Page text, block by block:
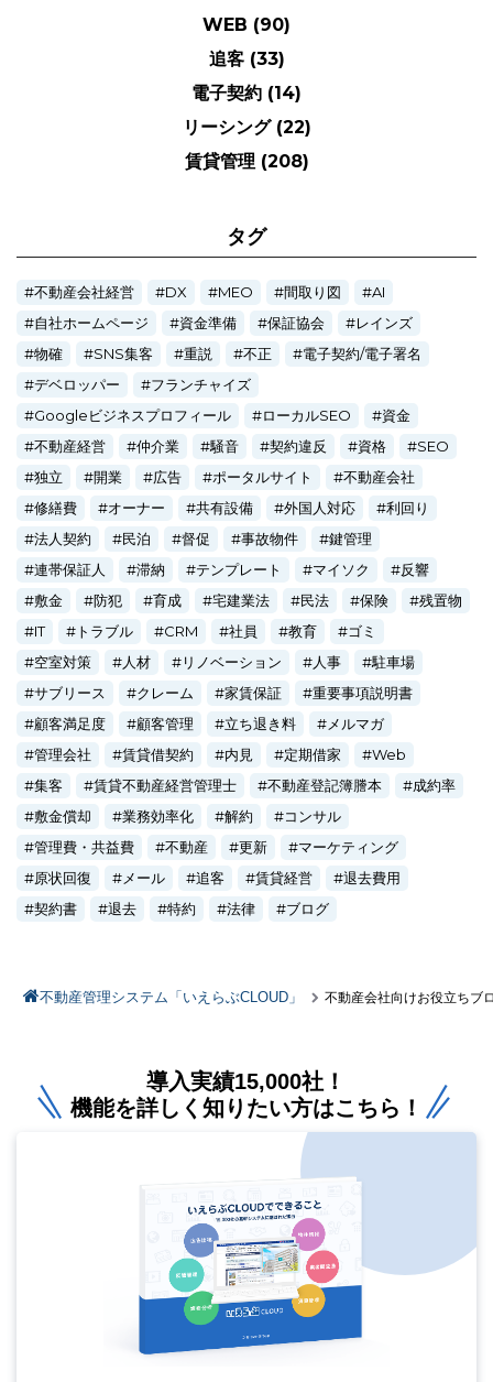
WEB (90)
追客 (33)
電子契約 (14)
リーシング (22)
賃貸管理 (208)
タグ
不動産会社経営 DX MEO 間取り図
AI
自社ホームページ
資金準備 保証協会
レインズ
物確
SNS集客 重説 不正
電子契約/電子署名
デベロッパー
フランチャイズ
Googleビジネスプロフィール
ローカルSEO
資金
不動産経営
仲介業 騒音 契約違反 資格
SEO
独立
開業 広告 ポータルサイト
不動産会社
修繕費
オーナー 共有設備 外国人対応
利回り
法人契約
民泊 督促 事故物件
鍵管理
連帯保証人
滞納 テンプレート マイソク
反響
敷金
防犯 育成 宅建業法 民法 保険
残置物
IT
トラブル CRM 社員 教育
ゴミ
空室対策
人材 リノベーション 人事
駐車場
サブリース
クレーム 家賃保証
重要事項説明書
顧客満足度
顧客管理 立ち退き料
メルマガ
管理会社
賃貸借契約 内見 定期借家
Web
集客
賃貸不動産経営管理士 不動産登記簿謄本
成約率
敷金償却
業務効率化 解約
コンサル
管理費・共益費
不動産 更新
マーケティング
原状回復
メール 追客 賃貸経営
退去費用
契約書
退去 特約 法律 ブログ
不動産管理システム「いえらぶCLOUD」 不動産会社向けお役立ちブ
導入実績15,000社！
機能を詳しく知りたい方はこちら！